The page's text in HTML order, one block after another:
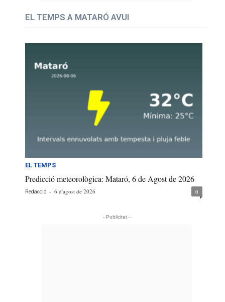
EL TEMPS A MATARÓ AVUI
EL TEMPS
Predicció meteorològica: Mataró, 6 de Agost de 2026
Redacció - 6 d'agost de 2026 0
- Publicitat -